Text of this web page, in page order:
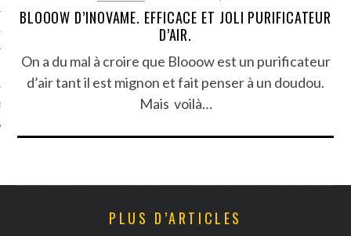
ARCACHON
BLOOOW D’INOVAME. EFFICACE ET JOLI PURIFICATEUR
D’AIR.
On a du mal à croire que Blooow est un purificateur
d’air tant il est mignon et fait penser à un doudou.
Mais voilà…
PLUS D’ARTICLES